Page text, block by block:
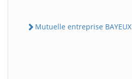
Mutuelle entreprise BAYEUX